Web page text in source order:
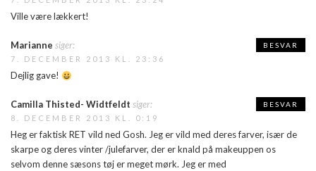
Ville være lækkert!
Marianne siger:
7. DECEMBER 2013 KL. 23:36
Dejlig gave!
BESVAR
Camilla Thisted- Widtfeldt siger:
8. DECEMBER 2013 KL. 0:19
Heg er faktisk RET vild ned Gosh. Jeg er vild med deres farver, især de
skarpe og deres vinter /julefarver, der er knald på makeuppen os
selvom denne sæsons tøj er meget mørk. Jeg er med
BESVAR